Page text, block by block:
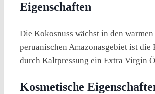
Eigenschaften
Die Kokosnuss wächst in den
peruanischen Amazonasgebiet ist
durch Kaltpressung ein Extra Virgin
Kosmetische